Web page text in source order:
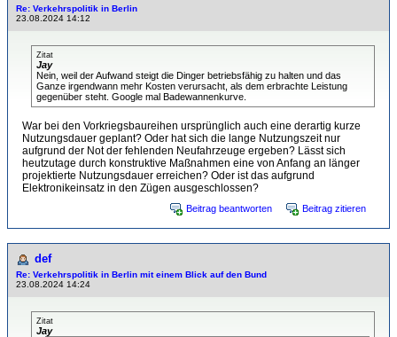
Re: Verkehrspolitik in Berlin
23.08.2024 14:12
Zitat
Jay
Nein, weil der Aufwand steigt die Dinger betriebsfähig zu halten und das
Ganze irgendwann mehr Kosten verursacht, als dem erbrachte Leistung
gegenüber steht. Google mal Badewannenkurve.
War bei den Vorkriegsbaureihen ursprünglich auch eine derartig kurze
Nutzungsdauer geplant? Oder hat sich die lange Nutzungszeit nur
aufgrund der Not der fehlenden Neufahrzeuge ergeben? Lässt sich
heutzutage durch konstruktive Maßnahmen eine von Anfang an länger
projektierte Nutzungsdauer erreichen? Oder ist das aufgrund
Elektronikeinsatz in den Zügen ausgeschlossen?
Beitrag beantworten Beitrag zitieren
def
Re: Verkehrspolitik in Berlin mit einem Blick auf den Bund
23.08.2024 14:24
Zitat
Jay